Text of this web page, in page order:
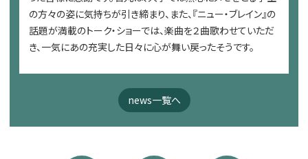
の方々の姿に気持ちが引き締まり、また、『ニュー・ブレイン』の
話題が満載のトーク・ショーでは、楽曲を２曲歌わせていただ
き、一気にあの充実した日々に心が舞い戻ったそうです。
news一覧へ